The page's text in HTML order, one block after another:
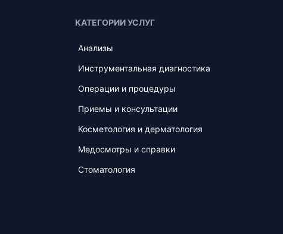
КАТЕГОРИИ УСЛУГ
Анализы
Инструментальная диагностика
Операции и процедуры
Приемы и консультации
Косметология и дерматология
Медосмотры и справки
Стоматология